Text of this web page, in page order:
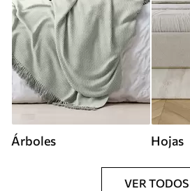
Árboles Hojas
VER TODOS